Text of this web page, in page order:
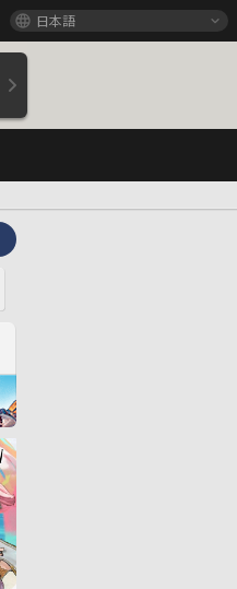
日本語